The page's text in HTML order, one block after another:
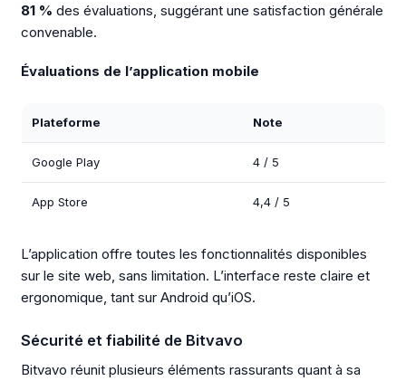
81 % des évaluations, suggérant une satisfaction générale
convenable.
Évaluations de l’application mobile
Plateforme Note
Google Play 4 / 5
App Store 4,4 / 5
L’application offre toutes les fonctionnalités disponibles
sur le site web, sans limitation. L’interface reste claire et
ergonomique, tant sur Android qu’iOS.
Sécurité et fiabilité de Bitvavo
Bitvavo réunit plusieurs éléments rassurants quant à sa